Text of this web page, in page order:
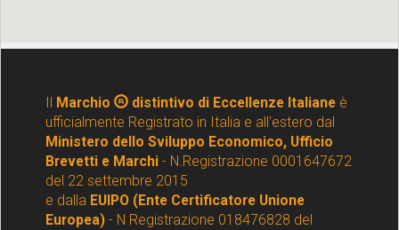
Marchio distintivo di Eccellenze Italianeè
ufficialmente Registrato in Italia e all'estero dal
Ministero dello Sviluppo Economico, Ufficio
Brevetti e Marchi - N.Registrazione 0001647672
del 22 settembre 2015
e dalla EUIPO (Ente Certificatore Unione
Europea) - N Registrazione 018476828 del